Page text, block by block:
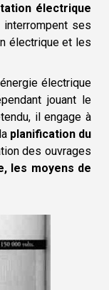
électrique
ses
électrique et les
électrique
jouant le
il engage à
planification du
des ouvrages
les moyens de